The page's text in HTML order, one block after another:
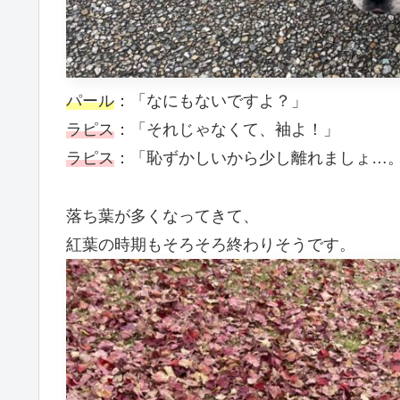
パール ：「なにもないですよ？」
ラピス ：「それじゃなくて、袖よ！」
ラピス ：「恥ずかしいから少し離れましょ…
落ち葉が多くなってきて、
紅葉の時期もそろそろ終わりそうです。